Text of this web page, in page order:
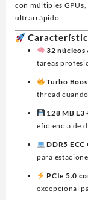
con múltiples
ultrarrápido.
32 núcleos
tareas
Turbo
thread
128 MB L3
eficiencia de
DDR5
para
PCIe 5.0
excepcional